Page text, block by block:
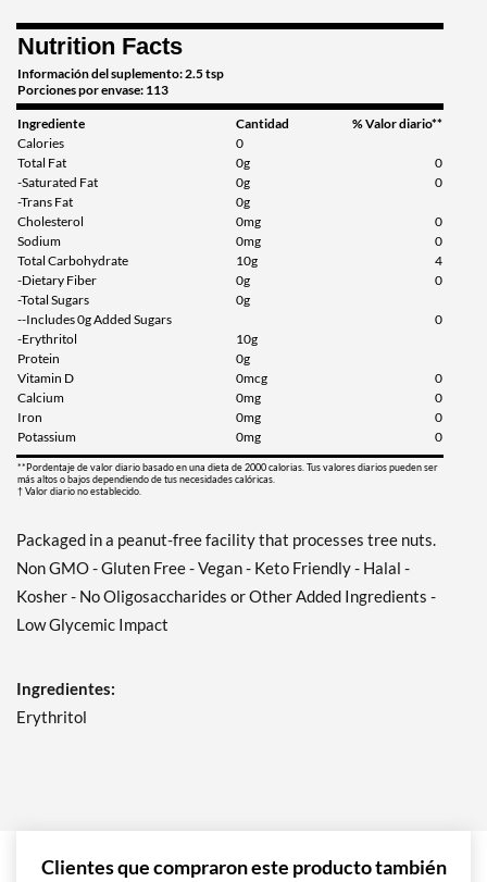
Nutrition Facts
Información del suplemento: 2.5 tsp
Porciones por envase: 113
Ingrediente Cantidad
% Valor diario**
Calories
0
Total Fat
0g
0
-Saturated Fat
0g
0
-Trans Fat
0g
Cholesterol
0mg
0
Sodium
0mg
0
Total Carbohydrate
10g
4
-Dietary Fiber
0g
0
-Total Sugars
0g
--Includes 0g Added Sugars
0
-Erythritol
10g
Protein
0g
Vitamin D
0mcg
0
Calcium
0mg
0
Iron
0mg
0
Potassium
0mg 0
**Pordentaje de valor diario basado en una dieta de 2000 calorias. Tus valores diarios pueden ser
más altos o bajos dependiendo de tus necesidades calóricas.
† Valor diario no establecido.
Packaged in a peanut-free facility that processes tree nuts.
Non GMO - Gluten Free - Vegan - Keto Friendly - Halal -
Kosher - No Oligosaccharides or Other Added Ingredients -
Low Glycemic Impact
Ingredientes:
Erythritol
Clientes que compraron este producto también